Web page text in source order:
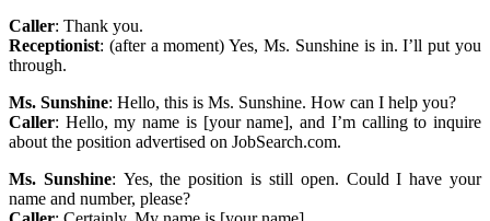
Caller: Thank you.
Receptionist: (after a moment) Yes, Ms. Sunshine is in. I’ll put you
through.
Ms. Sunshine: Hello, this is Ms. Sunshine. How can I help you?
Caller: Hello, my name is [your name], and I’m calling to inquire
about the position advertised on JobSearch.com.
Ms. Sunshine: Yes, the position is still open. Could I have your
name and number, please?